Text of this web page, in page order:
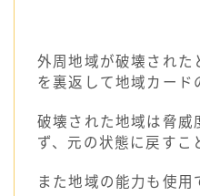
外周地域が破壊された
を裏返して地域カード
破壊された地域は脅威
ず、元の状態に戻すこ
また地域の能力も使用